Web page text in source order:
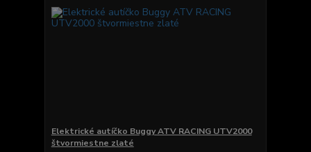
Elektrické autíčko Buggy ATV RACING UTV2000
štvormiestne zlaté